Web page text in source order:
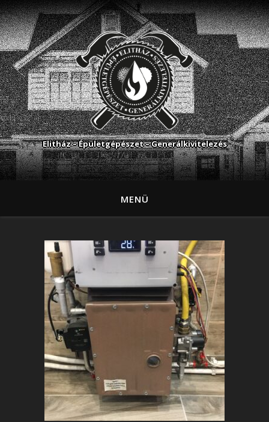
Elitház – Épületgépészet – Generálkivitelezés
MENÜ